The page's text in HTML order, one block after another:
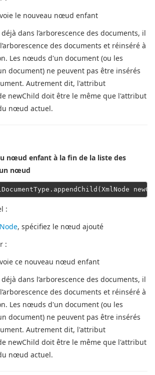
le nouveau nœud enfant
dans l’arborescence des documents, il
des documents et réinséré à
Les nœuds d'un document (ou les
document) ne peuvent pas être insérés
Autrement dit, l'attribut
newChild doit être le même que l'attribut
nœud actuel.
nœud enfant à la fin de la liste des
nœud
:
, spécifiez le nœud ajouté
:
ce nouveau nœud enfant
dans l’arborescence des documents, il
des documents et réinséré à
Les nœuds d'un document (ou les
document) ne peuvent pas être insérés
Autrement dit, l'attribut
newChild doit être le même que l'attribut
nœud actuel.